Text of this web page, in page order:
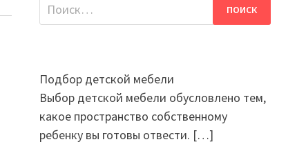
Подбор детской мебели
Выбор детской мебели обусловлено тем,
какое пространство собственному
ребенку вы готовы отвести. […]